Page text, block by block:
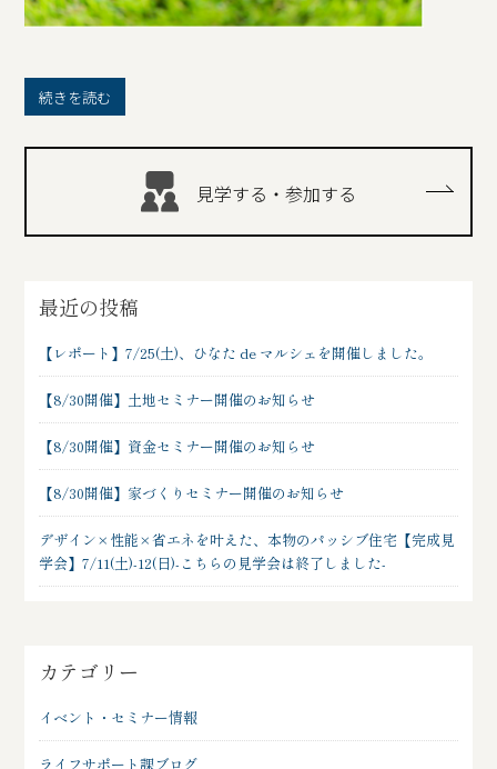
続きを読む
見学する・参加する
最近の投稿
【レポート】7/25(土)、ひなた de マルシェを開催しました。
【8/30開催】土地セミナー開催のお知らせ
【8/30開催】資金セミナー開催のお知らせ
【8/30開催】家づくりセミナー開催のお知らせ
デザイン×性能×省エネを叶えた、本物のパッシブ住宅【完成見
学会】7/11(土)-12(日)-こちらの見学会は終了しました-
カテゴリー
イベント・セミナー情報
ライフサポート課ブログ